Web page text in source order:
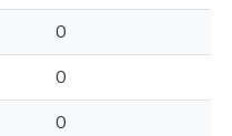
0
0
0